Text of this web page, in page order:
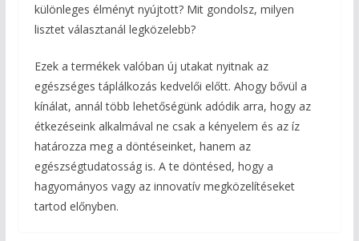
különleges élményt nyújtott? Mit gondolsz, milyen
lisztet választanál legközelebb?
Ezek a termékek valóban új utakat nyitnak az
egészséges táplálkozás kedvelői előtt. Ahogy bővül a
kínálat, annál több lehetőségünk adódik arra, hogy az
étkezéseink alkalmával ne csak a kényelem és az íz
határozza meg a döntéseinket, hanem az
egészségtudatosság is. A te döntésed, hogy a
hagyományos vagy az innovatív megközelítéseket
tartod előnyben.